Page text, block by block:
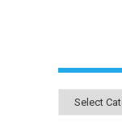
Categories